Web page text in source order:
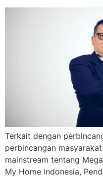
Terkait dengan
perbincangan
mainstream tentang
My Home Indonesia,